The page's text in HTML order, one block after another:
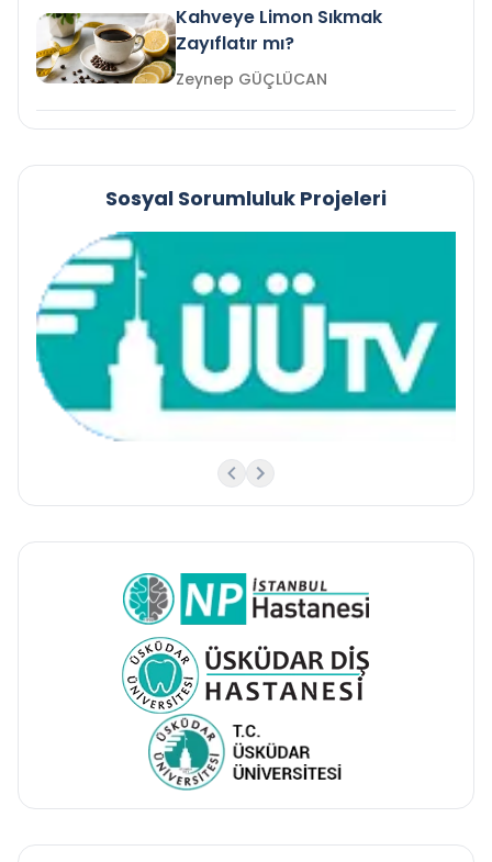
Kahveye Limon Sıkmak
Zayıflatır mı?
Zeynep GÜÇLÜCAN
Sosyal Sorumluluk Projeleri